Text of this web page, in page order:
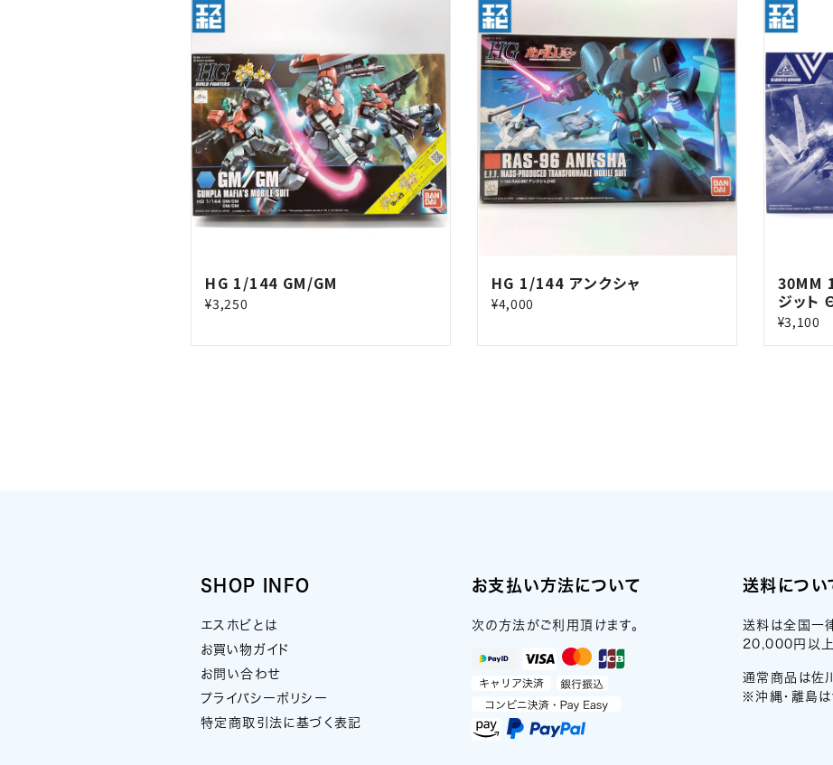
HG 1/144 GM/GM
¥3,250
HG 1/144 アンクシャ
¥4,000
30MM
ジット
¥3,100
SHOP INFO
エスホビとは
お買い物ガイド
お問い合わせ
プライバシーポリシー
特定商取引法に基づく表記
お支払い方法について
次の方法がご利用頂けます。
送料につい
送料は全国一
20,000円以上
通常商品は佐
※沖縄・離島は